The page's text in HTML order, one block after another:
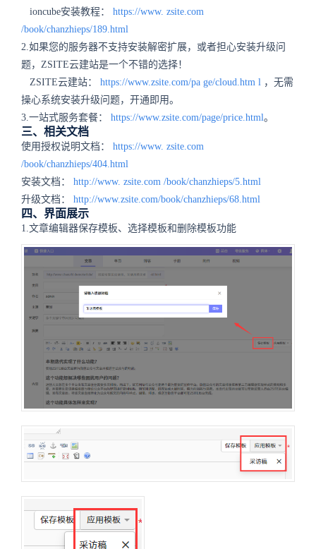
ioncube安装教程： https://www. zsite.com
/book/chanzhieps/189.html
2.如果您的服务器不支持安装解密扩展，或者担心安装升级问
题，ZSITE云建站是一个不错的选择！
ZSITE云建站： https://www.zsite.com/pa ge/cloud.htm l ，无需
操心系统安装升级问题，开通即用。
3.一站式服务套餐： https://www.zsite.com/page/price.html。
三、相关文档
使用授权说明文档： https://www. zsite.com
/book/chanzhieps/404.html
安装文档： http://www. zsite.com /book/chanzhieps/5.html
升级文档： http://www.zsite.com/book/chanzhieps/68.html
四、界面展示
1.文章编辑器保存模板、选择模板和删除模板功能